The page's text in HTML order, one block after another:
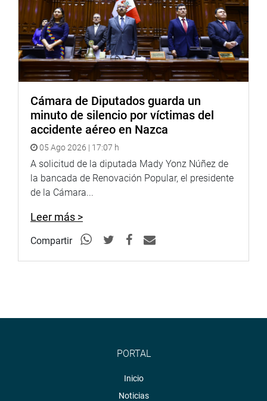
Cámara de Diputados guarda un
minuto de silencio por víctimas del
accidente aéreo en Nazca
05 Ago 2026 | 17:07 h
A solicitud de la diputada Mady Yonz Núñez de
la bancada de Renovación Popular, el presidente
de la Cámara...
Leer más >
Compartir
PORTAL
Inicio
Noticias